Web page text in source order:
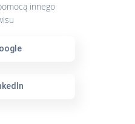
innego